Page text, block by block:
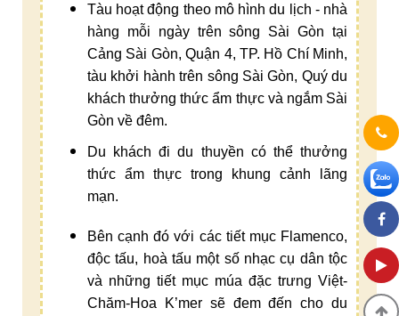
Tàu hoạt động theo mô hình du lịch - nhà
hàng mỗi ngày trên sông Sài Gòn tại
Cảng Sài Gòn, Quận 4, TP. Hồ Chí Minh,
tàu khởi hành trên sông Sài Gòn, Quý du
khách thưởng thức ẩm thực và ngắm Sài
Gòn về đêm.
Du khách đi du thuyền có thể thưởng
thức ẩm thực trong khung cảnh lãng
mạn.
Bên cạnh đó với các tiết mục Flamenco,
độc tấu, hoà tấu một số nhạc cụ dân tộc
và những tiết mục múa đặc trưng Việt-
Chăm-Hoa K’mer sẽ đem đến cho du